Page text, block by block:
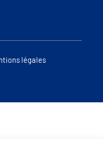
légales